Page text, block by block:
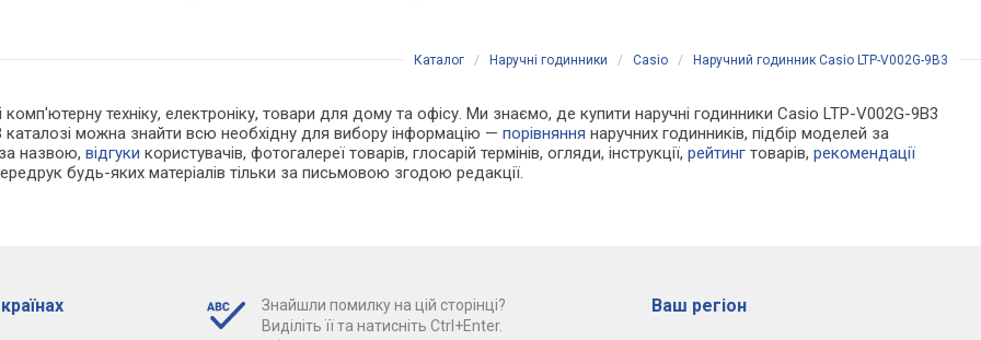
Каталог / Наручні годинники / Casio / Наручний годинник Casio LTP-V002G-9B3
комп'ютерну техніку, електроніку, товари для дому та офісу. Ми знаємо, де купити наручні годинники Casio LTP-V002G-9B3
можна знайти всю необхідну для вибору інформацію —порівняння наручних годинників, підбір моделей за
назвою,відгуки користувачів, фотогалереї товарів, глосарій термінів, огляди, інструкції,рейтинг товарів,рекомендації
будь-яких матеріалів тільки за письмовою згодою редакції.
Знайшли помилку на цій сторінці?
Виділіть її та натисніть Ctrl+Enter.
Ваш регіон